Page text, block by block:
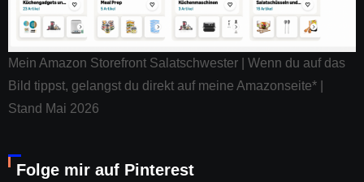
Mein Amazon Storefront Salatschwester | Wenn du auf das
Bild tippst, gelangst du direkt auf meine Amazonseite* |
Stand Mai 2026
Folge mir auf Pinterest